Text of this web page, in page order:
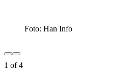
Foto: Han Info
1 of4